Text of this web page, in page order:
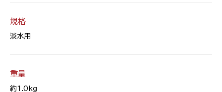
規格
淡水用
重量
約1.0kg